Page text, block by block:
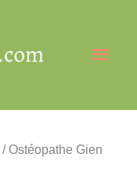
/ Ostéopathe Gien